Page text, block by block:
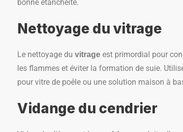
bonne étanchéité.
Nettoyage du vitrage
Le nettoyage du vitrage est primordial pour
les flammes et éviter la formation de suie.
pour vitre de poêle ou une solution maison à
Vidange du cendrier